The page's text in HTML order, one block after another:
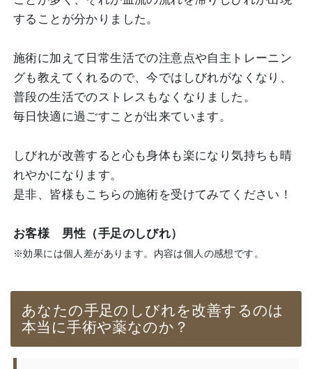
することが分かりました。
施術に加えて日常生活での注意点や自主トレーニン
グも教えてくれるので、今ではしびれがなくなり、
普段の生活でのストレスもなくなりました。
毎日快適に過ごすことが出来ています。
しびれが改善すると心も身体も楽になり気持ちも晴
れやかになります。
是非、皆様もこちらの施術を受けてみてください！
お客様 男性（手足のしびれ）
※効果には個人差があります。内容は個人の感想です。
あなたの手足のしびれを改善するのは
本当に手術や薬なのか？